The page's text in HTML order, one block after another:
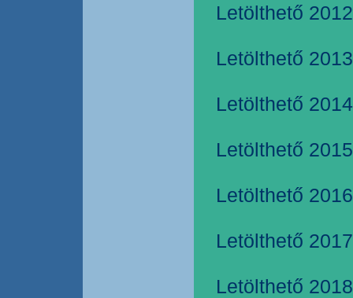
Letölthető
Letölthető
Letölthető
Letölthető
Letölthető
Letölthető
Letölthető